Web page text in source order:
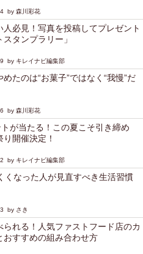
by 森川彩花
人必見！写真を投稿してプレゼント
タンプラリー」
by キレイナビ編集部
たのは“お菓子”ではなく“我慢”だ
by 森川彩花
が当たる！この夏こそ引き締め
開催決定！
by キレイナビ編集部
くなった人が見直すべき生活習慣
by さき
られる！人気ファストフード店のカ
おすすめの組み合わせ方